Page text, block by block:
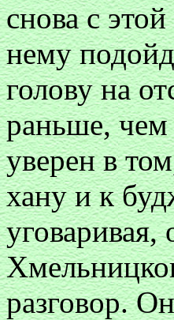
снова с
нему
голову на
раньше,
уверен в
хану и к
разговор.